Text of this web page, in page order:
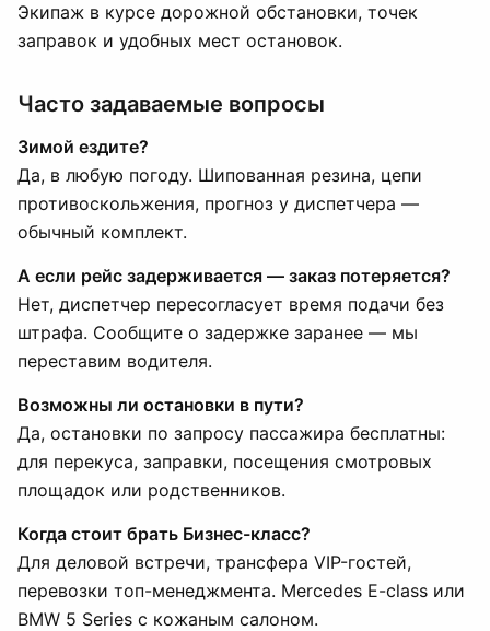
Экипаж в курсе дорожной обстановки, точек
заправок и удобных мест остановок.
Часто задаваемые вопросы
Зимой ездите?
Да, в любую погоду. Шипованная резина, цепи
противоскольжения, прогноз у диспетчера —
обычный комплект.
А если рейс задерживается — заказ потеряется?
Нет, диспетчер пересогласует время подачи без
штрафа. Сообщите о задержке заранее — мы
переставим водителя.
Возможны ли остановки в пути?
Да, остановки по запросу пассажира бесплатны:
для перекуса, заправки, посещения смотровых
площадок или родственников.
Когда стоит брать Бизнес-класс?
Для деловой встречи, трансфера VIP-гостей,
перевозки топ-менеджмента. Mercedes E-class или
BMW 5 Series с кожаным салоном.